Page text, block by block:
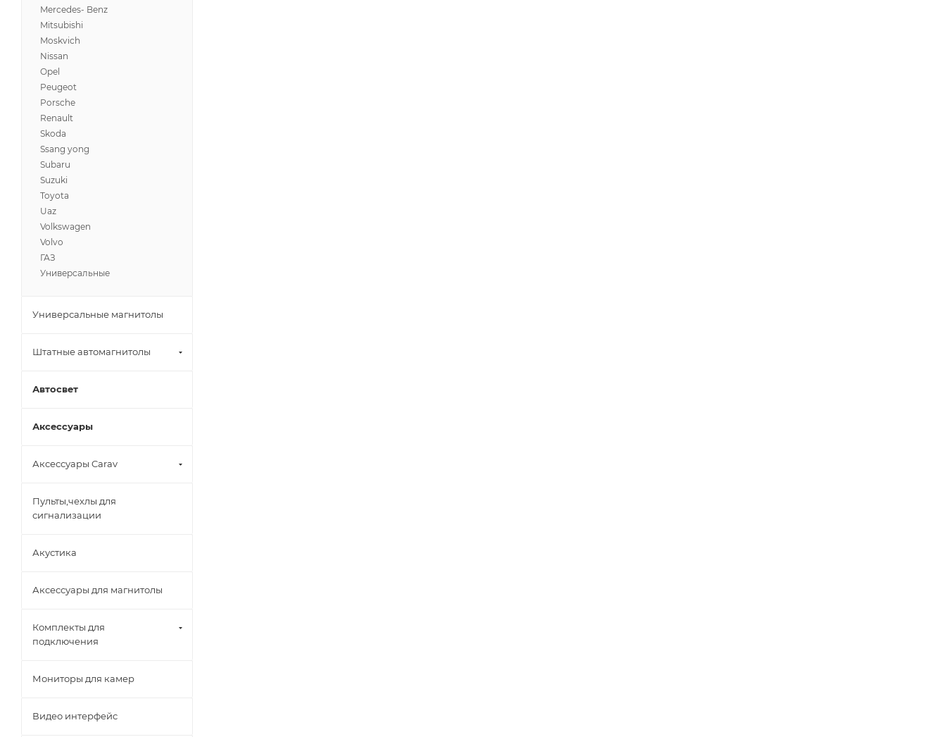
Mercedes- Benz
Mitsubishi
Moskvich
Nissan
Opel
Peugeot
Porsche
Renault
Skoda
Ssang yong
Subaru
Suzuki
Toyota
Uaz
Volkswagen
Volvo
ГАЗ
Универсальные
Универсальные магнитолы
Штатные автомагнитолы
Автосвет
Аксессуары
Аксессуары Carav
Пульты,чехлы для
сигнализации
Акустика
Аксессуары для магнитолы
Комплекты для
подключения
Мониторы для камер
Видео интерфейс